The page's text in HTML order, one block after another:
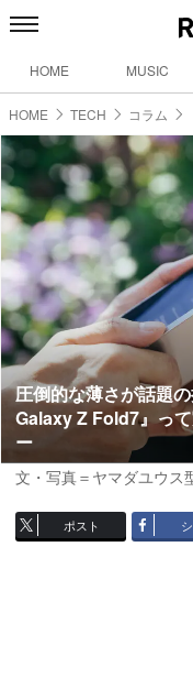
HOME MUSIC
HOME TECH コラム
圧倒的な薄さが話題
Galaxy Z Fold7』っ
ー
文・写真＝ヤマダユウス
ポスト